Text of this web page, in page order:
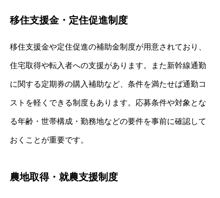
移住支援金・定住促進制度
移住支援金や定住促進の補助金制度が用意されており、
住宅取得や転入者への支援があります。また新幹線通勤
に関する定期券の購入補助など、条件を満たせば通勤コ
ストを軽くできる制度もあります。応募条件や対象とな
る年齢・世帯構成・勤務地などの要件を事前に確認して
おくことが重要です。
農地取得・就農支援制度